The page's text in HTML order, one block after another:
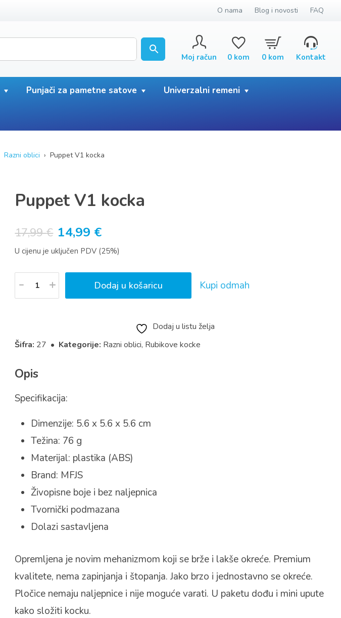
O nama Blog i novosti FAQ
Moj račun 0 kom 0 kom Kontakt
Punjači za pametne satove Univerzalni remeni
Razni oblici › Puppet V1 kocka
Puppet V1 kocka
17,99€ Izvorna
cijena
17,99 €.
14,99 €
cijena
14,99 €.
U cijenu je uključen PDV (25%)
Količina Dodaj u košaricu Kupi odmah
Dodaj u listu želja
Šifra: 27 • Kategorije: Razni oblici, Rubikove kocke
Opis
Specifikacija:
Dimenzije: 5.6 x 5.6 x 5.6 cm
Težina: 76 g
Materijal: plastika (ABS)
Brand: MFJS
Živopisne boje i bez naljepnica
Tvornički podmazana
Dolazi sastavljena
Opremljena je novim mehanizmom koji se brže i lakše okreće. Premium
kvalitete, nema zapinjanja i štopanja. Jako brzo i jednostavno se okreće.
Pločice nemaju naljepnice i nije moguće varati. U paketu dođu i mini upute
kako složiti kocku.